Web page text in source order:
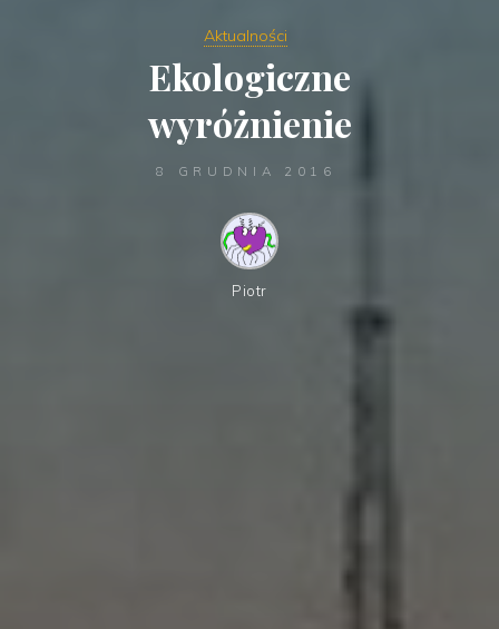
Aktualności
Ekologiczne
wyróżnienie
8 GRUDNIA 2016
Piotr